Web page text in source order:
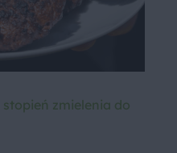
stopień zmielenia do